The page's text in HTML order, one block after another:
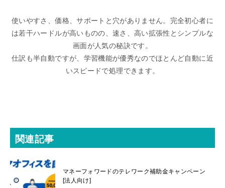
使いやすさ、価格、サポートと穴がありません。完全初心者に
は若干ハードルが高いものの、速さ、高い拡張性とシンプルな
画面が人気の秘訣です。
仕訳も半自動ですが、学習機能が優秀なのでほとんど自動に近
いスピードで処理できます。
関連記事
マネーフォワードのテレワーク補助金キャンペーン
[法人向け]